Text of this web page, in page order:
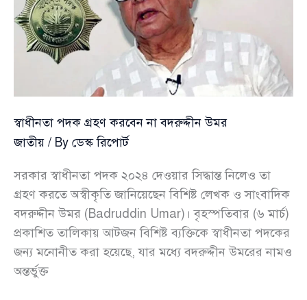
স্বাধীনতা পদক গ্রহণ করবেন না বদরুদ্দীন উমর
জাতীয় / By ডেস্ক রিপোর্ট
সরকার স্বাধীনতা পদক ২০২৪ দেওয়ার সিদ্ধান্ত নিলেও তা
গ্রহণ করতে অস্বীকৃতি জানিয়েছেন বিশিষ্ট লেখক ও সাংবাদিক
বদরুদ্দীন উমর (Badruddin Umar)। বৃহস্পতিবার (৬ মার্চ)
প্রকাশিত তালিকায় আটজন বিশিষ্ট ব্যক্তিকে স্বাধীনতা পদকের
জন্য মনোনীত করা হয়েছে, যার মধ্যে বদরুদ্দীন উমরের নামও
অন্তর্ভুক্ত